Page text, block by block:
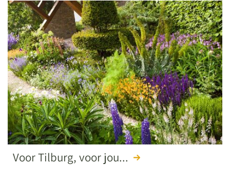
Voor Tilburg, voor jou...